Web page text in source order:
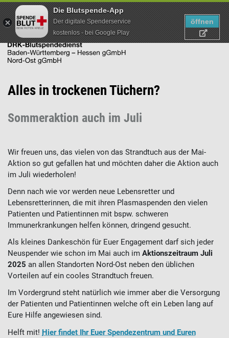
zumAlles in trockenen Tüchern?
Sommeraktion auch im Juli
Wir freuen uns, das vielen von das Strandtuch aus der Mai-
Aktion so gut gefallen hat und möchten daher die Aktion auch
im Juli wiederholen!
Denn nach wie vor werden neue Lebensretter und
Lebensretterinnen, die mit ihren Plasmaspenden den vielen
Patienten und Patientinnen mit bspw. schweren
Immunerkrankungen helfen können, dringend gesucht.
Als kleines Dankeschön für Euer Engagement darf sich jeder
Neuspender wie schon im Mai auch im Aktionszeitraum Juli
2025 an allen Standorten Nord-Ost neben den üblichen
Vorteilen auf ein cooles Strandtuch freuen.
Im Vordergrund steht natürlich wie immer aber die Versorgung
der Patienten und Patientinnen welche oft ein Leben lang auf
Eure Hilfe angewiesen sind.
Helft mit! Hier findet Ihr Euer Spendezentrum und Euren
Die Blutspende-App
Der digitale Spenderservice
kostenlos - bei Google Play
öffnen